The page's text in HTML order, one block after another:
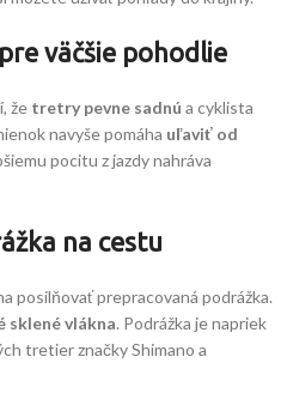
väčšie pohodlie
že tretry pevne sadnú a cyklista
navyše pomáha uľaviť od
pocitu z jazdy nahráva
na cestu
posilňovať prepracovaná podrážka.
sklené vlákna. Podrážka je napriek
tretier značky Shimano a